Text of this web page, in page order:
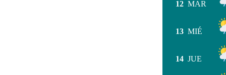
12 MAR
13 MIÉ
14 JUE